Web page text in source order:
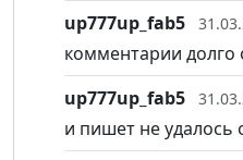
up777up_fab5
комментарии долго
up777up_fab5
и пишет не удалось